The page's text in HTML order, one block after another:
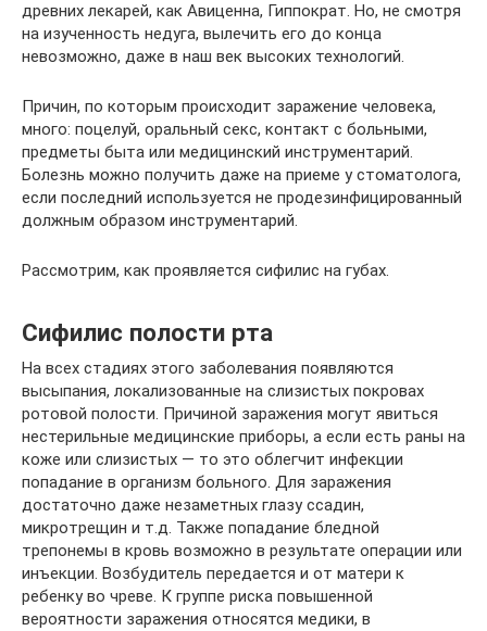
древних лекарей, как Авиценна, Гиппократ. Но, не смотря
на изученность недуга, вылечить его до конца
невозможно, даже в наш век высоких технологий.
Причин, по которым происходит заражение человека,
много: поцелуй, оральный секс, контакт с больными,
предметы быта или медицинский инструментарий.
Болезнь можно получить даже на приеме у стоматолога,
если последний используется не продезинфицированный
должным образом инструментарий.
Рассмотрим, как проявляется сифилис на губах.
Сифилис полости рта
На всех стадиях этого заболевания появляются
высыпания, локализованные на слизистых покровах
ротовой полости. Причиной заражения могут явиться
нестерильные медицинские приборы, а если есть раны на
коже или слизистых — то это облегчит инфекции
попадание в организм больного. Для заражения
достаточно даже незаметных глазу ссадин,
микротрещин и т.д. Также попадание бледной
трепонемы в кровь возможно в результате операции или
инъекции. Возбудитель передается и от матери к
ребенку во чреве. К группе риска повышенной
вероятности заражения относятся медики, в